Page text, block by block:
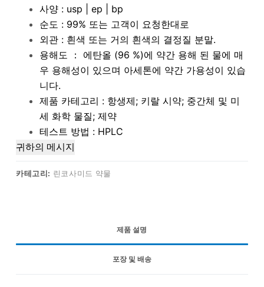
사양 : usp | ep | bp
순도 : 99% 또는 고객이 요청한대로
외관 : 흰색 또는 거의 흰색의 결정질 분말.
용해도 ： 에탄올 (96 %)에 약간 용해 된 물에 매
우 용해성이 있으며 아세톤에 약간 가용성이 있습
니다.
제품 카테고리 : 항생제; 키랄 시약; 중간체 및 미
세 화학 물질; 제약
테스트 방법 : HPLC
귀하의 메시지
카테고리: 린코사미드 약물
제품 설명
포장 및 배송